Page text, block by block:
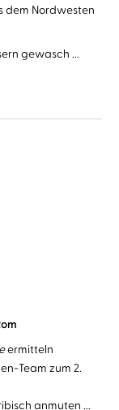
dem Nordwesten
gewasch ...
ermitteln
Team zum 2.
anmuten ...